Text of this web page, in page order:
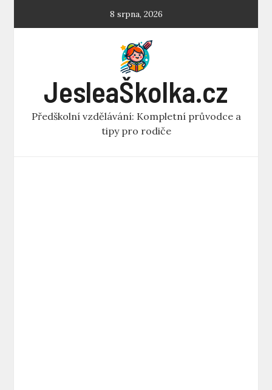
8 srpna, 2026
JesleaŠkolka.cz
Předškolní vzdělávání: Kompletní průvodce a
tipy pro rodiče